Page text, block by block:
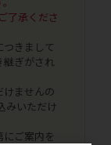
了承くださ
きまして
継ぎがされ
けませんの
みいただけ
ご案内を